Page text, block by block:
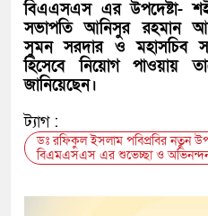
বিএএসএস এর উপদেষ্টা-
সভাপতি আনিসুর রহমান
সুমন সরদার ও মহাসচিব
হিসেবে নিয়োগ পাওয়ায়
জানিয়েছেন।
ট্যাগ :
ডঃ রফিকুল ইসলাম পবিপ্রবির নতুন
বিএমএসএস এর শুভেচ্ছা ও